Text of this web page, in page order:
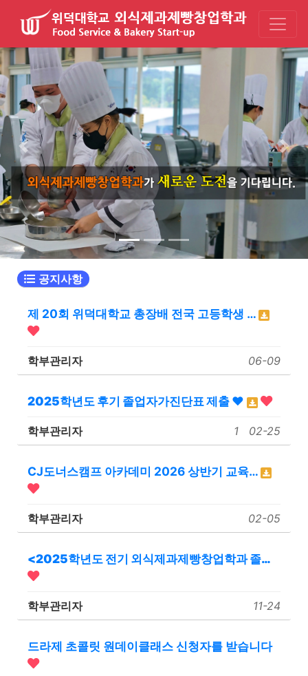
Previous Next
공지사항
제 20회 위덕대학교 총장배 전국 고등학생 …
학부관리자 06-09
2025학년도 후기 졸업자가진단표 제출 ♥
학부관리자 1 02-25
CJ도너스캠프 아카데미 2026 상반기 교육…
학부관리자 02-05
<2025학년도 전기 외식제과제빵창업학과 졸…
학부관리자 11-24
드라제 초콜릿 원데이클래스 신청자를 받습니다